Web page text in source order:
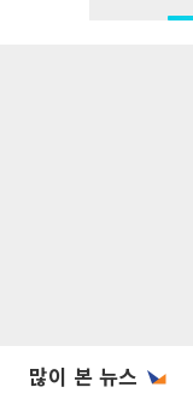
많이 본 뉴스